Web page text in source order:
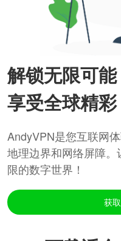
解锁无限可能
享受全球精彩
AndyVPN是您互联网
地理边界和网络屏障
限的数字世界！
获